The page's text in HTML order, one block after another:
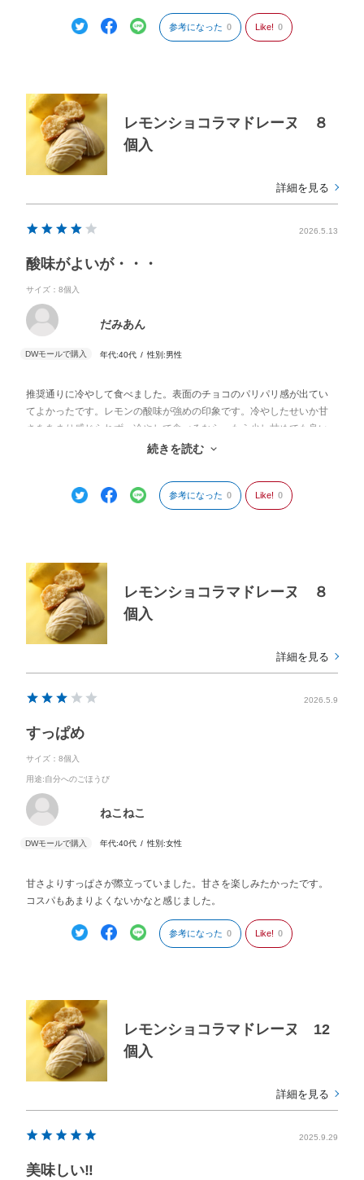
参考になった 0 Like! 0
レモンショコラマドレーヌ ８
個入
詳細を見る
2026.5.13
酸味がよいが・・・
サイズ：8個入
だみあん
年代:40代 性別:男性
推奨通りに冷やして食べました。表面のチョコのパリパリ感が出てい
てよかったです。レモンの酸味が強めの印象です。冷やしたせいか甘
さをあまり感じられず、冷やして食べるなら、もう少し甘めでも良い
のではと思いました。常温で食べるとまた印象が変わるのかもしれま
続きを読む
参考になった 0 Like! 0
レモンショコラマドレーヌ ８
個入
詳細を見る
2026.5.9
すっぱめ
サイズ：8個入
用途:自分へのごほうび
ねこねこ
年代:40代 性別:女性
甘さよりすっぱさが際立っていました。甘さを楽しみたかったです。
コスパもあまりよくないかなと感じました。
参考になった 0 Like! 0
レモンショコラマドレーヌ 12
個入
詳細を見る
2025.9.29
美味しい‼︎